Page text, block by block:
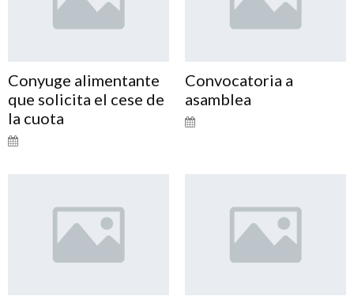
Conyuge alimentante
que solicita el cese de
la cuota
Convocatoria a
asamblea